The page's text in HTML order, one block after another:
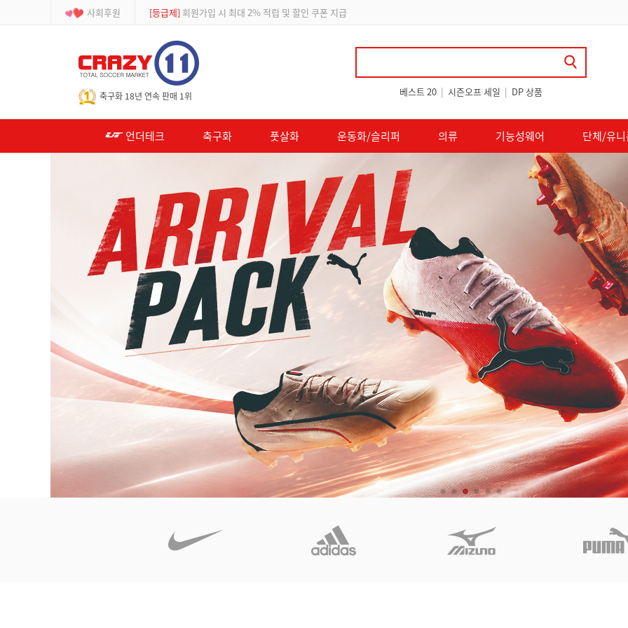
사회후원 [이벤트] APP 주문 시 적립금 500원 추가적립
축구화 18년 연속 판매 1위 베스트 20 | 시즌오프 세일 | DP 상품
언더테크 축구화 풋살화 운동화/슬리퍼 의류 기능성웨어 단체/유